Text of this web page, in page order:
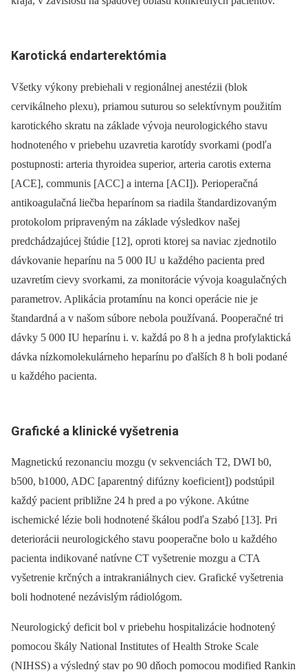
Karotická endarterektómia
Všetky výkony prebiehali v regionálnej anestézii (blok
cervikálneho plexu), priamou suturou so selektívnym použitím
karotického skratu na základe vývoja neurologického stavu
hodnoteného v priebehu uzavretia karotídy svorkami (podľa
postupnosti: arteria thyroidea superior, arteria carotis externa
[ACE], communis [ACC] a interna [ACI]). Perioperačná
antikoagulačná liečba heparínom sa riadila štandardizovaným
protokolom pripraveným na základe výsledkov našej
predchádzajúcej štúdie [12], oproti ktorej sa naviac zjednotilo
dávkovanie heparínu na 5 000 IU u každého pacienta pred
uzavretím cievy svorkami, za monitorácie vývoja koagulačných
parametrov. Aplikácia protamínu na konci operácie nie je
štandardná a v našom súbore nebola používaná. Pooperačné tri
dávky 5 000 IU heparínu i. v. každá po 8 h a jedna profylaktická
dávka nízkomolekulárneho heparínu po ďalších 8 h boli podané
u každého pacienta.
Grafické a klinické vyšetrenia
Magnetickú rezonanciu mozgu (v sekvenciách T2, DWI b0,
b500, b1000, ADC [aparentný difúzny koeficient]) podstúpil
každý pacient približne 24 h pred a po výkone. Akútne
ischemické lézie boli hodnotené škálou podľa Szabó [13]. Pri
deteriorácii neurologického stavu pooperačne bolo u každého
pacienta indikované natívne CT vyšetrenie mozgu a CTA
vyšetrenie krčných a intrakraniálnych ciev. Grafické vyšetrenia
boli hodnotené nezávislým rádiológom.
Neurologický deficit bol v priebehu hospitalizácie hodnotený
pomocou škály National Institutes of Health Stroke Scale
(NIHSS) a výsledný stav po 90 dňoch pomocou modified Rankin